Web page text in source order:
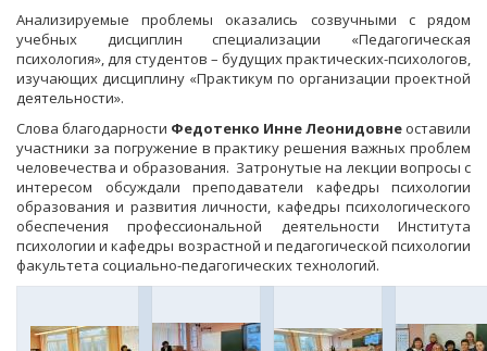
Анализируемые проблемы оказались созвучными с рядом
учебных дисциплин специализации «Педагогическая
психология», для студентов – будущих практических-психологов,
изучающих дисциплину «Практикум по организации проектной
деятельности».
Слова благодарности Федотенко Инне Леонидовне оставили
участники за погружение в практику решения важных проблем
человечества и образования. Затронутые на лекции вопросы с
интересом обсуждали преподаватели кафедры психологии
образования и развития личности, кафедры психологического
обеспечения профессиональной деятельности Института
психологии и кафедры возрастной и педагогической психологии
факультета социально-педагогических технологий.